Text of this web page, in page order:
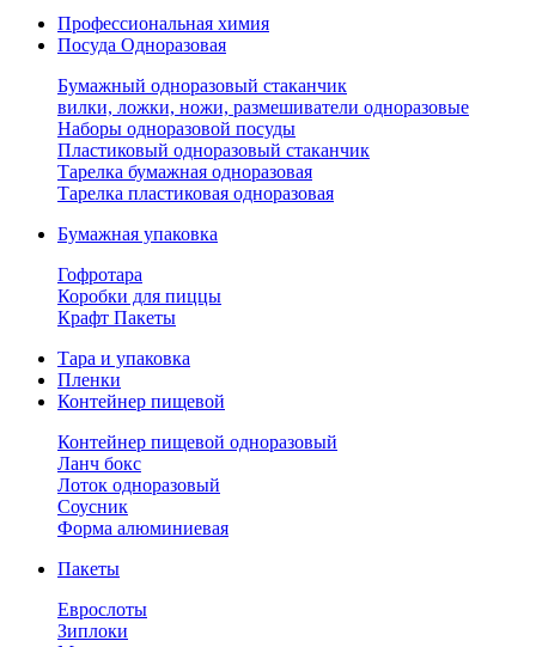
Профессиональная химия
Посуда Одноразовая
Бумажный одноразовый стаканчик
вилки, ложки, ножи, размешиватели одноразовые
Наборы одноразовой посуды
Пластиковый одноразовый стаканчик
Тарелка бумажная одноразовая
Тарелка пластиковая одноразовая
Бумажная упаковка
Гофротара
Коробки для пиццы
Крафт Пакеты
Тара и упаковка
Пленки
Контейнер пищевой
Контейнер пищевой одноразовый
Ланч бокс
Лоток одноразовый
Соусник
Форма алюминиевая
Пакеты
Еврослоты
Зиплоки